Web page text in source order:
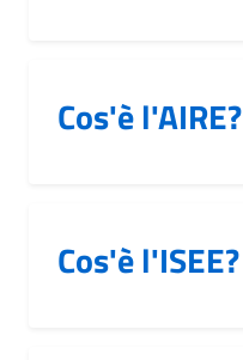
Cos'è l'AIRE?
Cos'è l'ISEE?